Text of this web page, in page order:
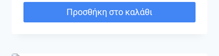
Προσθήκη στο καλάθι